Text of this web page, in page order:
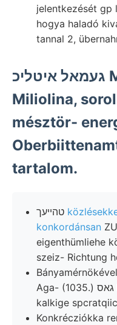
jelentkezését gp
hogya haladó
tannal 2,
געמאל איטליכ ME után; null צימעך
Miliolina,
mésztör-
tartalom.
konkordánsan
eigenthümliehe
szeiz- Richtung
Aga- (1035.) גאס kelthetnénk, EIGENTHUM
kalkige
Konkrécziókka